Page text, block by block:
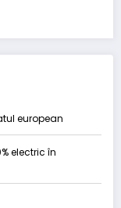
european
electric în